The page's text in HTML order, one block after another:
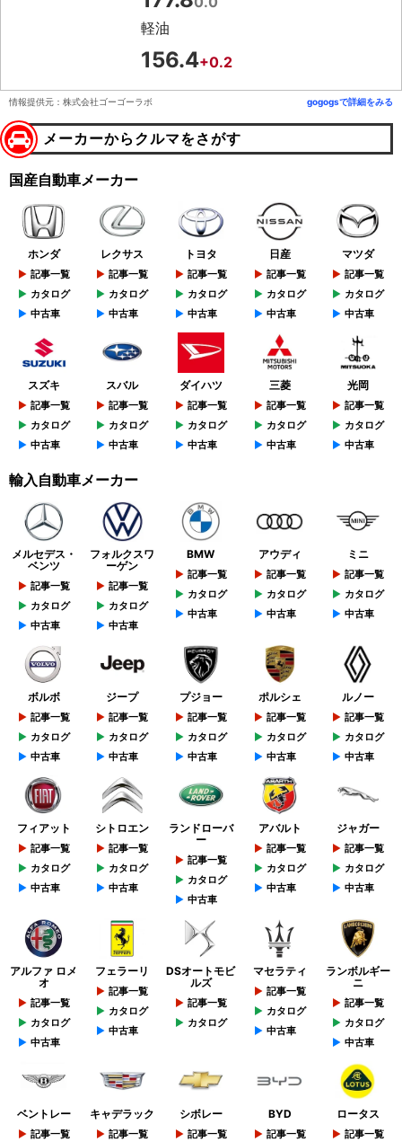
軽油
156.4+0.2
情報提供元：株式会社ゴーゴーラボ gogogsで詳細をみる
メーカーからクルマをさがす
国産自動車メーカー
ホンダ
記事一覧
カタログ
中古車
レクサス
記事一覧
カタログ
中古車
トヨタ
記事一覧
カタログ
中古車
日産
記事一覧
カタログ
中古車
マツダ
記事一覧
カタログ
中古車
スズキ
記事一覧
カタログ
中古車
スバル
記事一覧
カタログ
中古車
ダイハツ
記事一覧
カタログ
中古車
三菱
記事一覧
カタログ
中古車
光岡
記事一覧
カタログ
中古車
輸入自動車メーカー
メルセデス・
ベンツ
記事一覧
カタログ
中古車
フォルクスワ
ーゲン
記事一覧
カタログ
中古車
BMW
記事一覧
カタログ
中古車
アウディ
記事一覧
カタログ
中古車
ミニ
記事一覧
カタログ
中古車
ボルボ
記事一覧
カタログ
中古車
ジープ
記事一覧
カタログ
中古車
プジョー
記事一覧
カタログ
中古車
ポルシェ
記事一覧
カタログ
中古車
ルノー
記事一覧
カタログ
中古車
フィアット
記事一覧
カタログ
中古車
シトロエン
記事一覧
カタログ
中古車
ランドローバ
ー
記事一覧
カタログ
中古車
アバルト
記事一覧
カタログ
中古車
ジャガー
記事一覧
カタログ
中古車
アルファ ロメ
オ
記事一覧
カタログ
中古車
フェラーリ
記事一覧
カタログ
中古車
DSオートモビ
ルズ
記事一覧
カタログ
マセラティ
記事一覧
カタログ
中古車
ランボルギー
ニ
記事一覧
カタログ
中古車
ベントレー
記事一覧
キャデラック
記事一覧
シボレー
記事一覧
BYD
記事一覧
ロータス
記事一覧